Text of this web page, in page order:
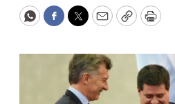
WhatsApp
Facebook
Twitter
EmailCopyPrint